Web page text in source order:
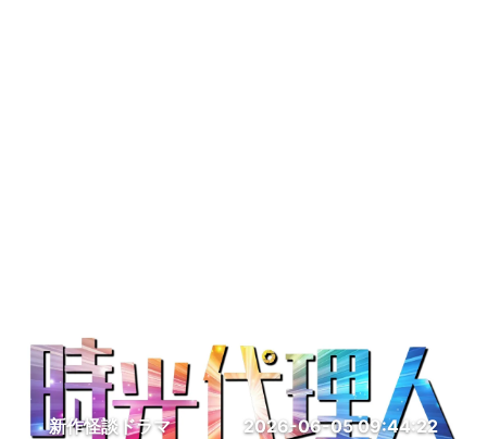
新作怪談ドラマ 2026-06-05 09:44:22